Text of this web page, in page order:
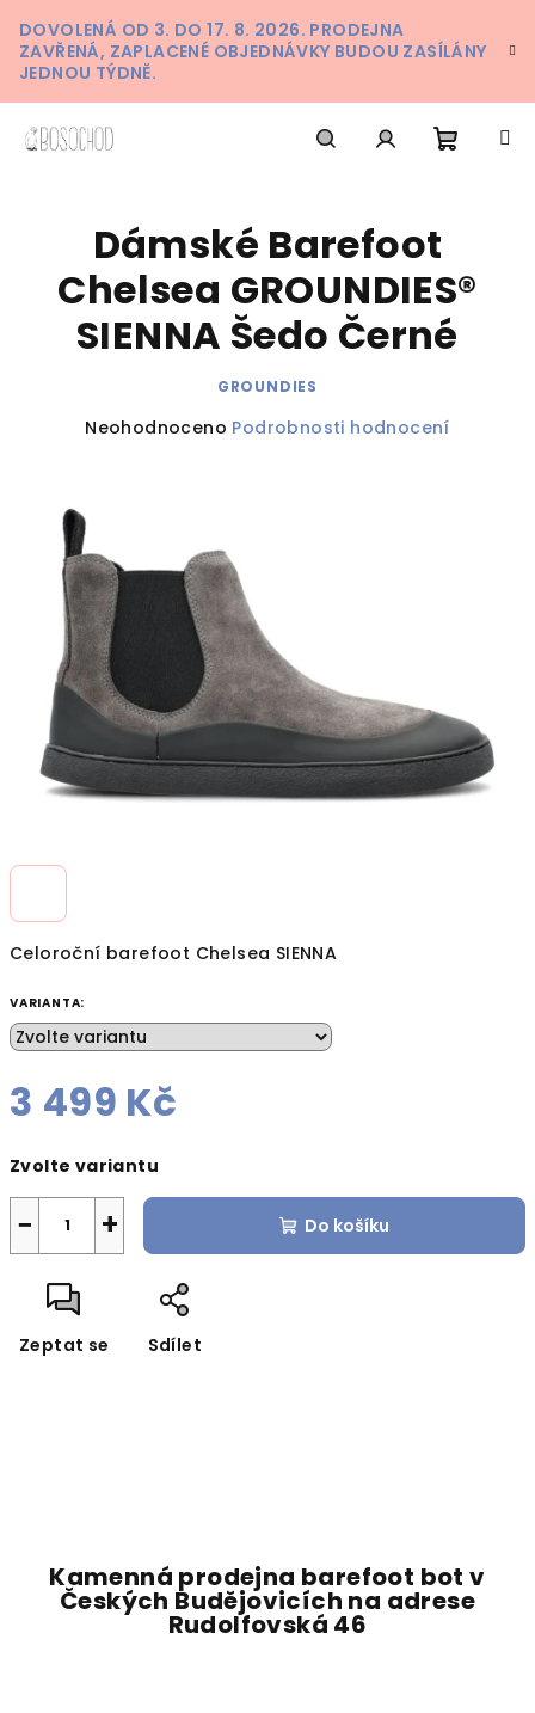
na
obsah
DOVOLENÁ OD 3. DO 17. 8. 2026. PRODEJNA
ZAVŘENÁ, ZAPLACENÉ OBJEDNÁVKY BUDOU ZASÍLÁNY
JEDNOU TÝDNĚ.
Celoroční barefoot Chelsea SIENNA
VARIANTA:
3 499 Kč
cena:
Zvolte variantu
+
− Do košíku
Zeptat se Sdílet
Dámské Barefoot
Chelsea GROUNDIES®
SIENNA Šedo Černé
GROUNDIES
Průměrné
0,0
z
5
hvězdiček.
Neohodnoceno Podrobnosti hodnocení
Kamenná prodejna barefoot bot v
Českých Budějovicích na adrese
Rudolfovská 46